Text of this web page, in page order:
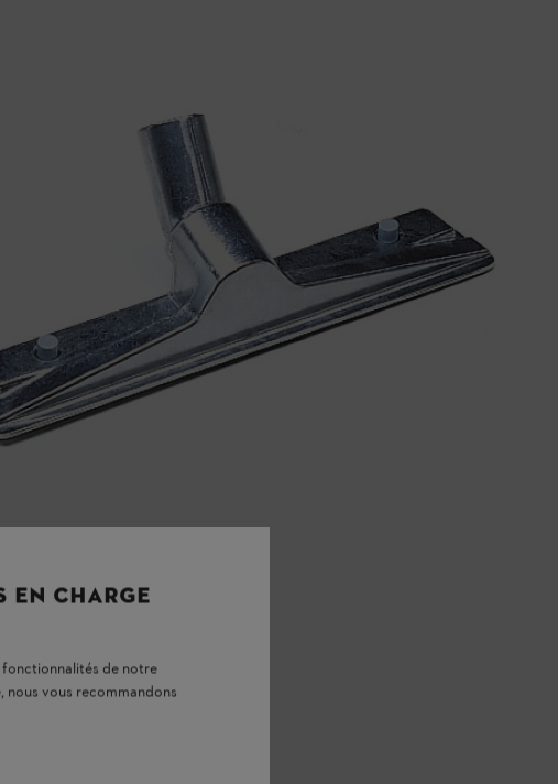
EN CHARGE
fonctionnalités de notre
vous recommandons